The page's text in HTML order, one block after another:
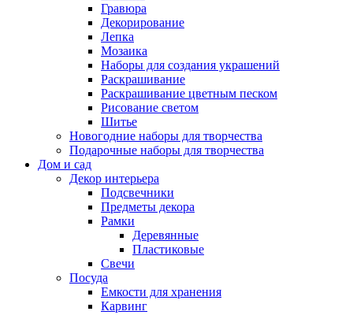
Гравюра
Декорирование
Лепка
Мозаика
Наборы для создания украшений
Раскрашивание
Раскрашивание цветным песком
Рисование светом
Шитье
Новогодние наборы для творчества
Подарочные наборы для творчества
Дом и сад
Декор интерьера
Подсвечники
Предметы декора
Рамки
Деревянные
Пластиковые
Свечи
Посуда
Емкости для хранения
Карвинг